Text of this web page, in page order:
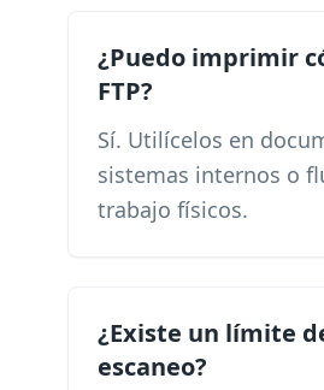
¿Puedo imprimir
FTP?
Sí. Utilícelos en
sistemas internos o
trabajo físicos.
¿Existe un límite
escaneo?